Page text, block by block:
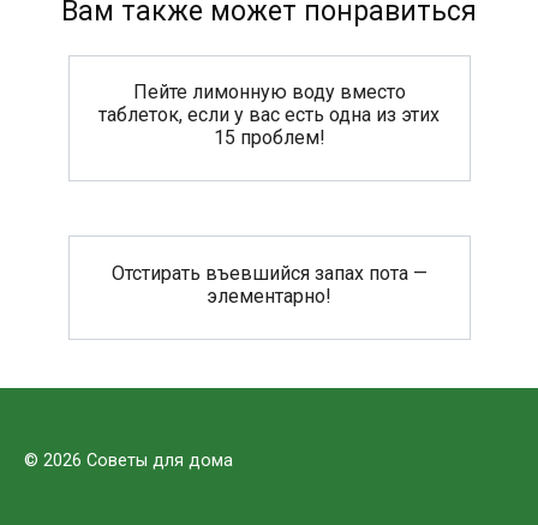
Вам также может понравиться
Пейте лимонную воду вместо
таблеток, если у вас есть одна из этих
15 проблем!
Отстирать въевшийся запах пота —
элементарно!
© 2026 Советы для дома